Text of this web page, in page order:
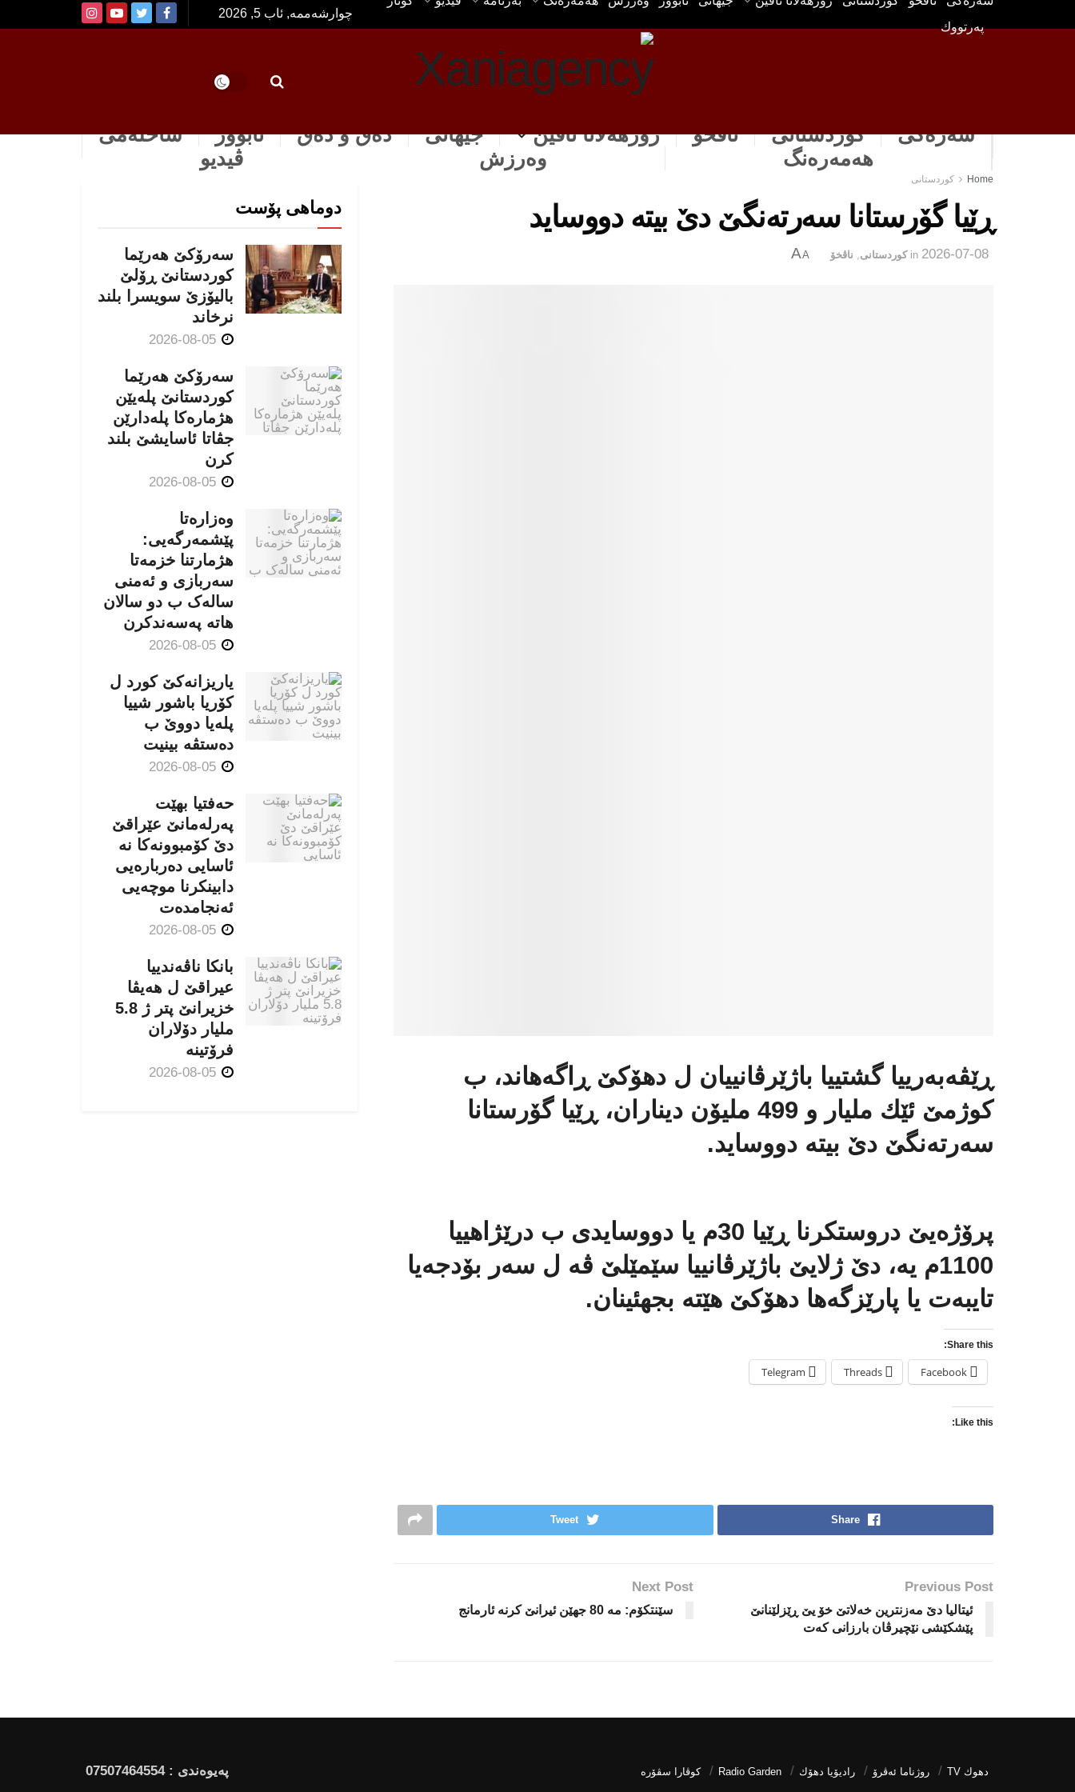
په‌رتووك
چوارشەممە, ئاب 5, 2026
سەرەکی كوردستانى ناڤخۆ رۆژهه‌لاتا ناڤین جیهانی دەق و دەق ئابوور
ساخله‌می
هه‌مه‌ره‌نگ
وه‌رزش ڤیدیو
Home كوردستانى
ڕێیا گۆرستانا سەرتەنگێ دێ بیتە دووساید
2026-07-08
in كوردستانى ناڤخۆ A
A
ڕێڤەبەرییا گشتییا باژێرڤانییان ل دهۆكێ ڕاگەهاند، ب
كوژمێ ئێك ملیار و 499 ملیۆن دیناران، ڕێیا گۆرستانا
سەرتەنگێ دێ بیتە دووساید.
پرۆژەیێ دروستكرنا ڕێیا 30م یا دووسایدی ب درێژاهییا
1100م یە، دێ ژلایێ باژێرڤانییا سێمێلێ ڤە ل سەر بۆدجەیا
تایبەت یا پارێزگەها دهۆكێ هێتە بجهئینان.
Share this:
Facebook
Threads
Telegram
Like this:
Share
Tweet
Previous Post
ئیتالیا دێ مەزنترین خەلاتێ خۆ یێ ڕێزلێنانێ
پێشكێشی نێچیرڤان بارزانی كەت
Next Post
سێنتكۆم: مە 80 جهێن ئیرانێ كرنە ئارمانج
دوماهی پۆست
سەرۆکێ هەرێما
کوردستانێ ڕۆلێ
بالیۆزێ سویسرا بلند
نرخاند
سەرۆکێ هەرێما
کوردستانێ پلەیێن
هژمارەكا پلەدارێن
جڤاتا ئاسایشێ بلند
كرن
وەزارەتا
پێشمەرگەیی:
هژمارتنا خزمەتا
سەربازی و ئەمنی
سالەک ب دو سالان
هاتە پەسەندكرن
یاریزانەكێ کورد ل
کۆریا باشور شییا
پلەیا دووێ ب
دەستڤە بینیت
حەفتیا بهێت
پەرلەمانێ عێراقێ
دێ کۆمبوونەکا نە
ئاسایی دەربارەیی
دابینکرنا موچەیی
ئەنجامدەت
بانکا ناڤەندییا
عیراقێ ل هەیڤا
خزیرانێ پتر ژ 5.8
ملیار دۆلاران
فرۆتینە
دھوك TV روژناما ئەڤرۆ رادیۆیا دهۆك Radio Garden كوڤارا سڤۆره‌ پەیوەندی : 07507464554